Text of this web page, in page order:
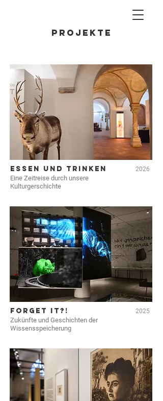
PROJEKTE
Essen und Trinken 2026
Eine Zeitreise durch unsere
Kulturgerschichte
Forget it?! 2025
Zukünfte und Geschichten der
Wissensspeicherung